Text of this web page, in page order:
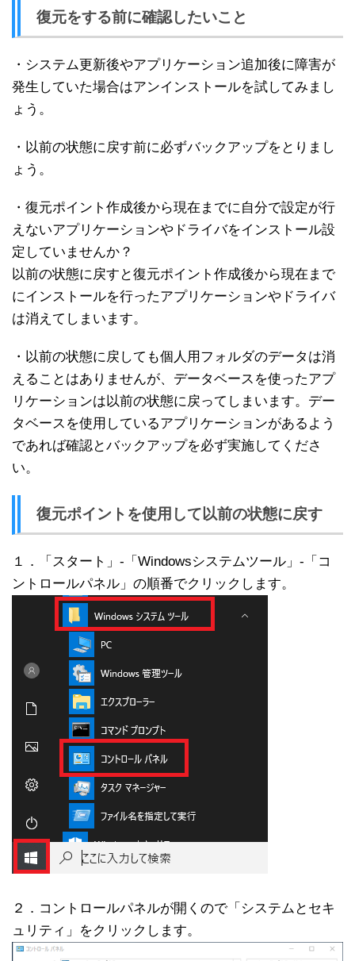
復元をする前に確認したいこと
・システム更新後やアプリケーション追加後に障害が
発生していた場合はアンインストールを試してみまし
ょう。
・以前の状態に戻す前に必ずバックアップをとりまし
ょう。
・復元ポイント作成後から現在までに自分で設定が行
えないアプリケーションやドライバをインストール設
定していませんか？
以前の状態に戻すと復元ポイント作成後から現在まで
にインストールを行ったアプリケーションやドライバ
は消えてしまいます。
・以前の状態に戻しても個人用フォルダのデータは消
えることはありませんが、データベースを使ったアプ
リケーションは以前の状態に戻ってしまいます。デー
タベースを使用しているアプリケーションがあるよう
であれば確認とバックアップを必ず実施してくださ
い。
復元ポイントを使用して以前の状態に戻す
１．「スタート」-「Windowsシステムツール」-「コ
ントロールパネル」の順番でクリックします。
２．コントロールパネルが開くので「システムとセキ
ュリティ」をクリックします。